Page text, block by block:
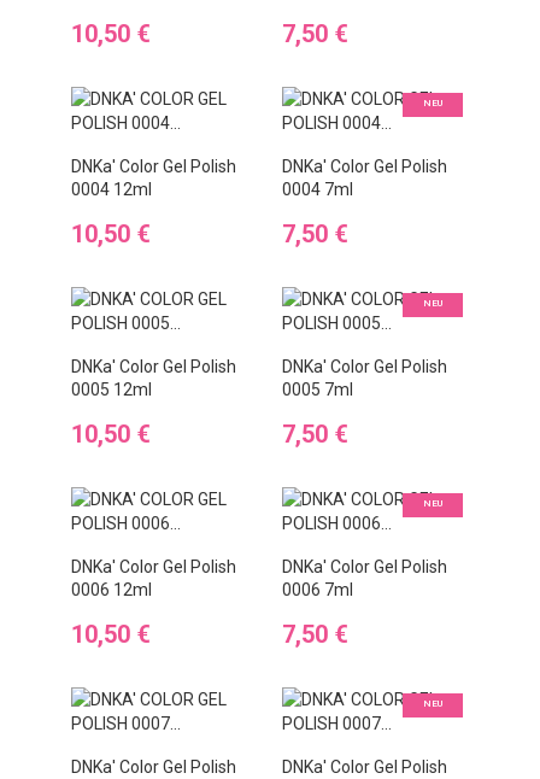
Preis
10,50 € Preis
7,50 €
DNKa' Color Gel Polish
0004 12ml
Preis
10,50 €
NEU
DNKa' Color Gel Polish
0004 7ml
Preis
7,50 €
DNKa' Color Gel Polish
0005 12ml
Preis
10,50 €
NEU
DNKa' Color Gel Polish
0005 7ml
Preis
7,50 €
DNKa' Color Gel Polish
0006 12ml
Preis
10,50 €
NEU
DNKa' Color Gel Polish
0006 7ml
Preis
7,50 €
DNKa' Color Gel Polish
NEU
DNKa' Color Gel Polish